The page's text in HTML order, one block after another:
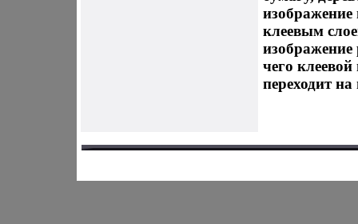
изображение
клеевым
изображение
чего
переходит